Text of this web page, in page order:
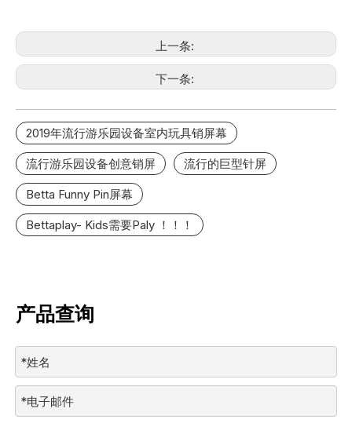
上一条:
下一条:
2019年流行游乐园设备室内玩具销屏幕
流行游乐园设备创意销屏 流行的巨型针屏
Betta Funny Pin屏幕
Bettaplay- Kids需要Paly ！！！
产品查询